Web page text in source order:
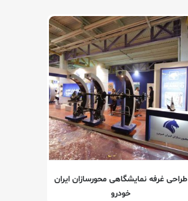
طراحی غرفه نمایشگاهی محورسازان ایران
خودرو